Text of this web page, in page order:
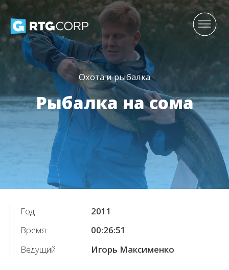
Охота и рыбалка
Рыбалка на сома
Год
2011
Время
00:26:51
Ведущий
Игорь Максименко